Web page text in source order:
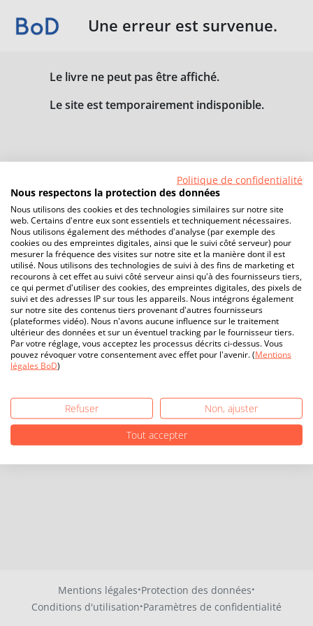
Une erreur est survenue.
Le livre ne peut pas être affiché.
Le site est temporairement indisponible.
Mentions légales·Protection des données·
Conditions d'utilisation·Paramètres de confidentialité
Politique de confidentialité
Nous respectons la protection des données
Nous utilisons des cookies et des technologies similaires sur notre site
web. Certains d'entre eux sont essentiels et techniquement nécessaires.
Nous utilisons également des méthodes d'analyse (par exemple des
cookies ou des empreintes digitales, ainsi que le suivi côté serveur) pour
mesurer la fréquence des visites sur notre site et la manière dont il est
utilisé. Nous utilisons des technologies de suivi à des fins de marketing et
recourons à cet effet au suivi côté serveur ainsi qu'à des fournisseurs tiers,
ce qui permet d'utiliser des cookies, des empreintes digitales, des pixels de
suivi et des adresses IP sur tous les appareils. Nous intégrons également
sur notre site des contenus tiers provenant d'autres fournisseurs
(plateformes vidéo). Nous n'avons aucune influence sur le traitement
ultérieur des données et sur un éventuel tracking par le fournisseur tiers.
Par votre réglage, vous acceptez les processus décrits ci-dessus. Vous
pouvez révoquer votre consentement avec effet pour l'avenir. (Mentions
légales BoD)
Refuser
Non, ajuster
Tout accepter